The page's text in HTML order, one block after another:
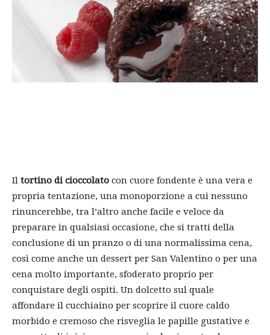
Il tortino di cioccolato con cuore fondente è una vera e
propria tentazione, una monoporzione a cui nessuno
rinuncerebbe, tra l’altro anche facile e veloce da
preparare in qualsiasi occasione, che si tratti della
conclusione di un pranzo o di una normalissima cena,
così come anche un dessert per San Valentino o per una
cena molto importante, sfoderato proprio per
conquistare degli ospiti. Un dolcetto sul quale
affondare il cucchiaino per scoprire il cuore caldo
morbido e cremoso che risveglia le papille gustative e